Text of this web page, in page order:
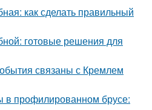
как сделать правильный
готовые решения для
связаны с Кремлем
в профилированном брусе: